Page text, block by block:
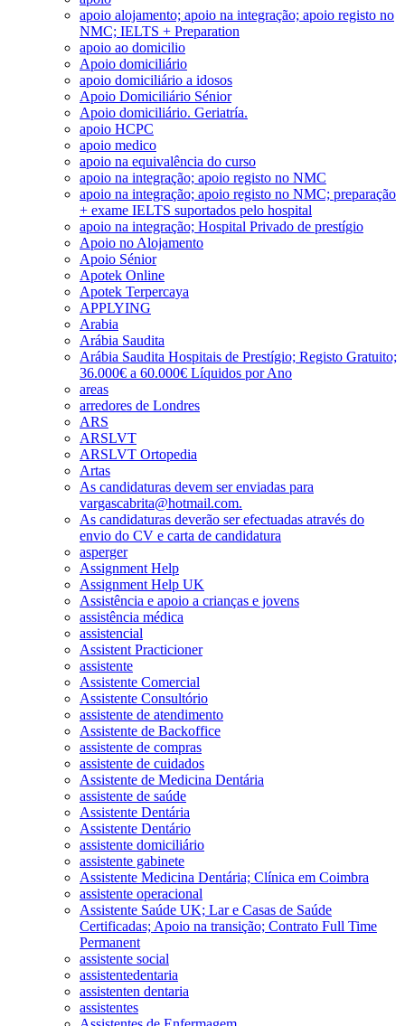
apoio alojamento; apoio na integração; apoio registo no
NMC; IELTS + Preparation
apoio ao domicilio
Apoio domiciliário
apoio domiciliário a idosos
Apoio Domiciliário Sénior
Apoio domiciliário. Geriatría.
apoio HCPC
apoio medico
apoio na equivalência do curso
apoio na integração; apoio registo no NMC
apoio na integração; apoio registo no NMC; preparação
+ exame IELTS suportados pelo hospital
apoio na integração; Hospital Privado de prestígio
Apoio no Alojamento
Apoio Sénior
Apotek Online
Apotek Terpercaya
APPLYING
Arabia
Arábia Saudita
Arábia Saudita Hospitais de Prestígio; Registo Gratuito;
36.000€ a 60.000€ Líquidos por Ano
areas
arredores de Londres
ARS
ARSLVT
ARSLVT Ortopedia
Artas
As candidaturas devem ser enviadas para
vargascabrita@hotmail.com.
As candidaturas deverão ser efectuadas através do
envio do CV e carta de candidatura
asperger
Assignment Help
Assignment Help UK
Assistência e apoio a crianças e jovens
assistência médica
assistencial
Assistent Practicioner
assistente
Assistente Comercial
Assistente Consultório
assistente de atendimento
Assistente de Backoffice
assistente de compras
assistente de cuidados
Assistente de Medicina Dentária
assistente de saúde
Assistente Dentária
Assistente Dentário
assistente domiciliário
assistente gabinete
Assistente Medicina Dentária; Clínica em Coimbra
assistente operacional
Assistente Saúde UK; Lar e Casas de Saúde
Certificadas; Apoio na transição; Contrato Full Time
Permanent
assistente social
assistentedentaria
assistenten dentaria
assistentes